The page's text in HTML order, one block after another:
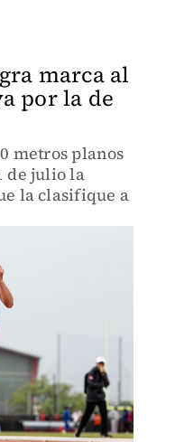
marca al
por la de
metros planos
de julio la
la clasifique a